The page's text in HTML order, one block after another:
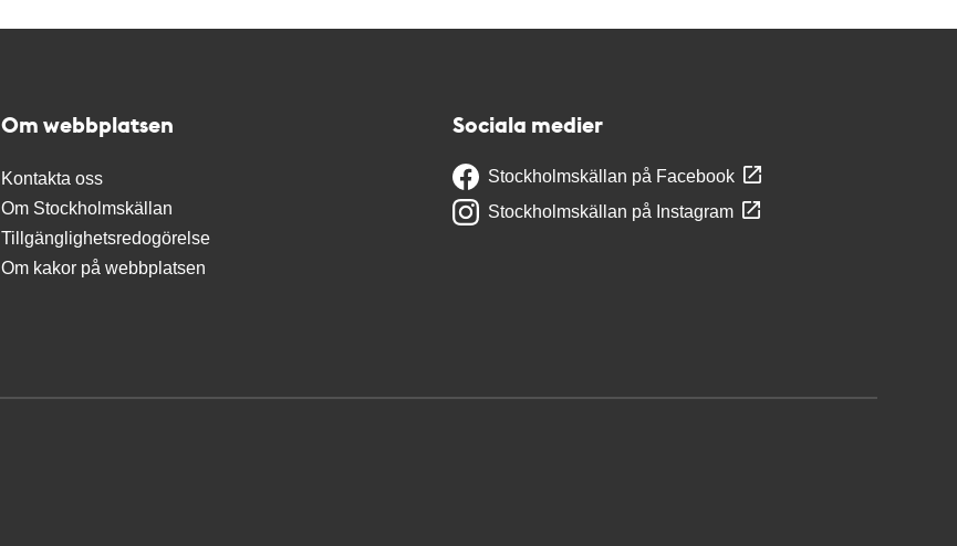
Om webbplatsen
Kontakta oss
Om Stockholmskällan
Tillgänglighetsredogörelse
Om kakor på webbplatsen
Sociala medier
Stockholmskällan på Facebook
Stockholmskällan på Instagram